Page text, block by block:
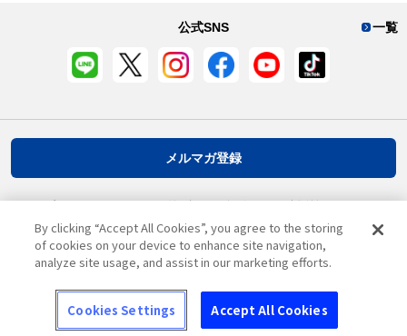
一覧
公式SNS
メルマガ登録
By clicking “Accept All Cookies”, you agree to the storing
of cookies on your device to enhance site navigation,
analyze site usage, and assist in our marketing efforts.
Cookies Settings Accept All Cookies